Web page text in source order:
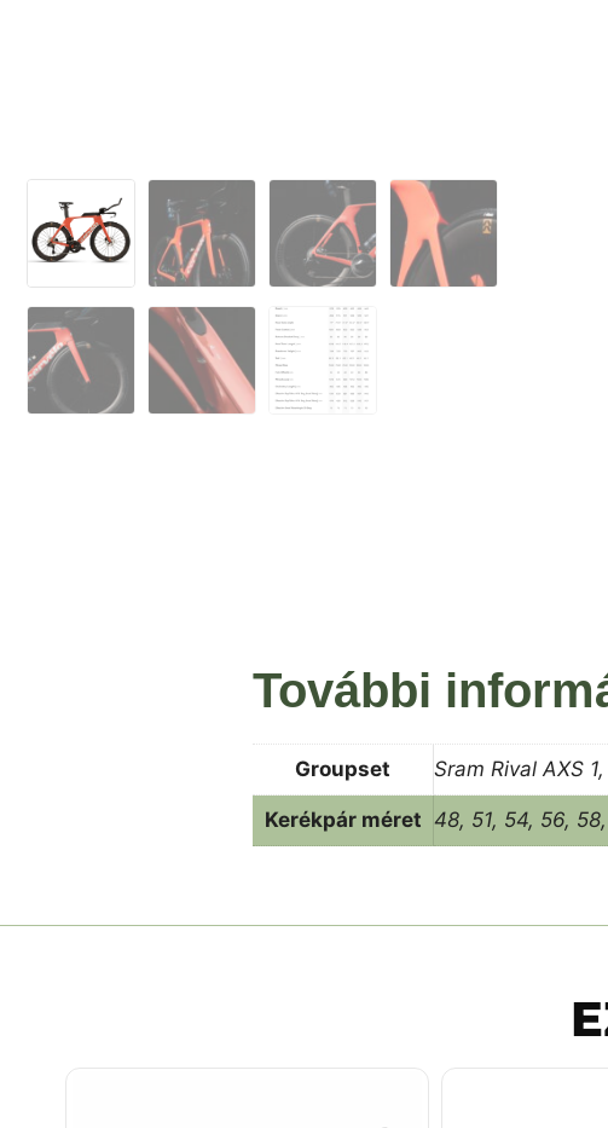
További
Groupset Sram Rival AXS
Kerékpár méret 48, 51, 54, 56,